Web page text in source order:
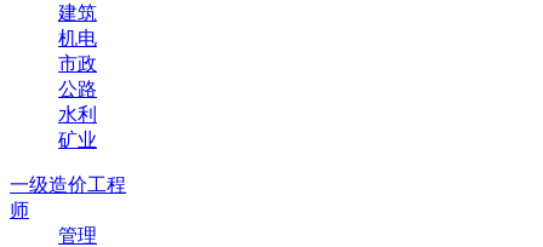
建筑
机电
市政
公路
水利
矿业
一级造价工程
师
管理